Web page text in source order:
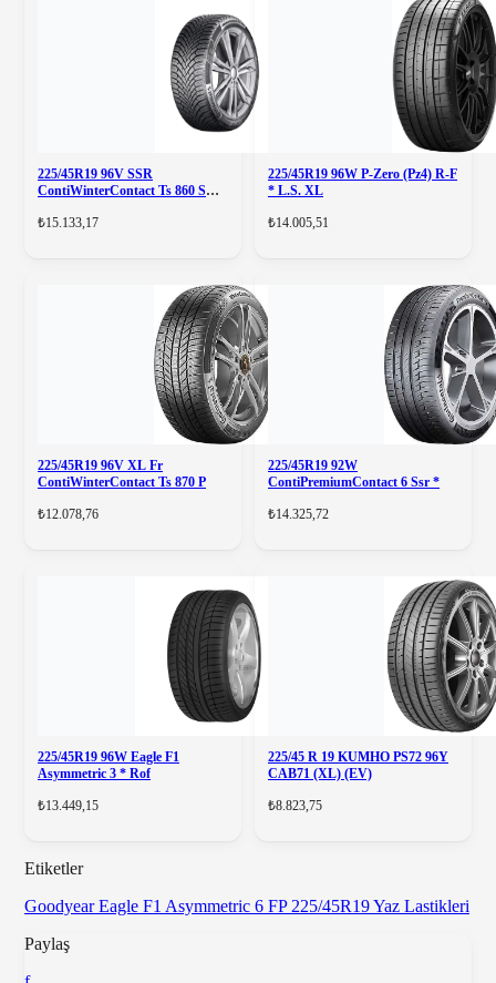
225/45R19 96V SSR
ContiWinterContact Ts 860 S
₺15.133,17
225/45R19 96W P-Zero (Pz4) R-F
* L.S. XL
₺14.005,51
225/45R19 96V XL Fr
ContiWinterContact Ts 870 P
₺12.078,76
225/45R19 92W
ContiPremiumContact 6 Ssr *
₺14.325,72
225/45R19 96W Eagle F1
Asymmetric 3 * Rof
₺13.449,15
225/45 R 19 KUMHO PS72 96Y
CAB71 (XL) (EV)
₺8.823,75
Etiketler
Goodyear Eagle F1 Asymmetric 6 FP 225/45R19Yaz Lastikleri
Paylaş